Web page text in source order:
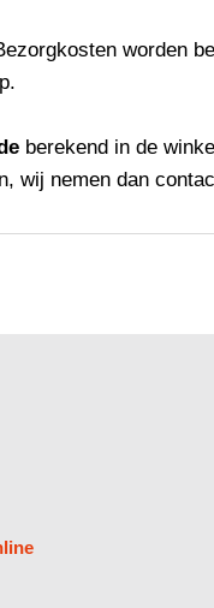
worden
berekend in de
wij nemen dan